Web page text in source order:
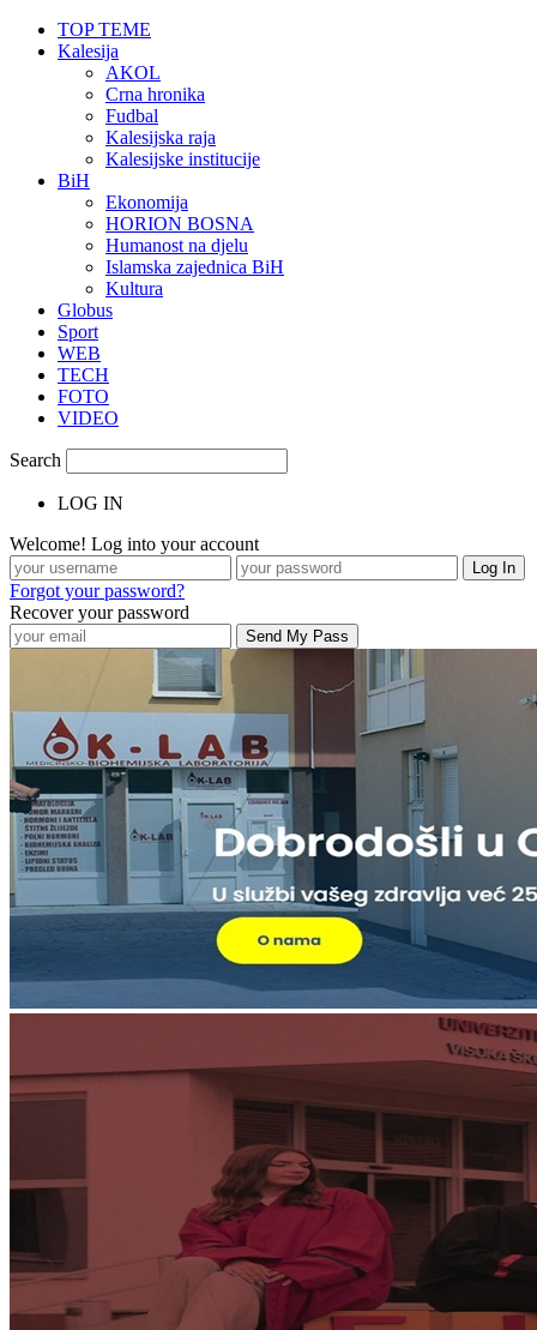
TOP TEME
Kalesija
AKOL
Crna hronika
Fudbal
Kalesijska raja
Kalesijske institucije
BiH
Ekonomija
HORION BOSNA
Humanost na djelu
Islamska zajednica BiH
Kultura
Globus
Sport
WEB
TECH
FOTO
VIDEO
Search
LOG IN
Welcome! Log into your account
Forgot your password?
Recover your password